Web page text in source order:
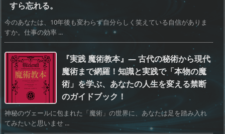
すら忘れる。
今のあなたは、10年後も変わらず自分らしく笑えている自信がありま
すか。仕事の効率 ...
『実践 魔術教本』— 古代の秘術から現代
魔術まで網羅！知識と実践で「本物の魔
術」を学ぶ、あなたの人生を変える禁断
のガイドブック！
神秘のヴェールに包まれた「魔術」の世界に、あなたは足を踏み入れ
てみたいと思いませ ...